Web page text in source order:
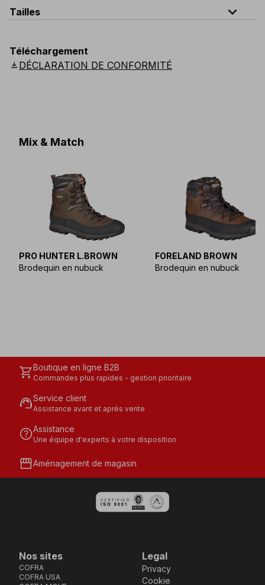
Tailles expand_less
Téléchargement
download DÉCLARATION DE CONFORMITÉ
Mix & Match
PRO HUNTER L.BROWN
Brodequin en nubuck
FORELAND BROWN
Brodequin en nubuck
shopping_cartBoutique en ligne B2B
Commandes plus rapides - gestion prioritaire
support_agentService client
Assistance avant et après vente
helpAssistance
Une équipe d'experts à votre disposition
storefrontAménagement de magasin
Nos sites
COFRA
COFRA USA
Legal
Privacy
Cookie